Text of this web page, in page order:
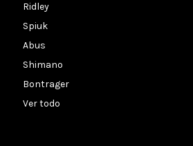
Ridley
Spiuk
Abus
Shimano
Bontrager
Ver todo